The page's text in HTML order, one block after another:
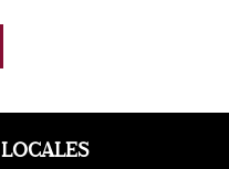
LOCALES